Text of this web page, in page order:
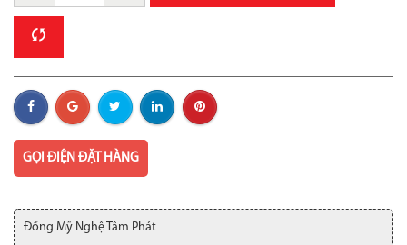
GỌI ĐIỆN ĐẶT HÀNG
Đồng Mỹ Nghệ Tâm Phát